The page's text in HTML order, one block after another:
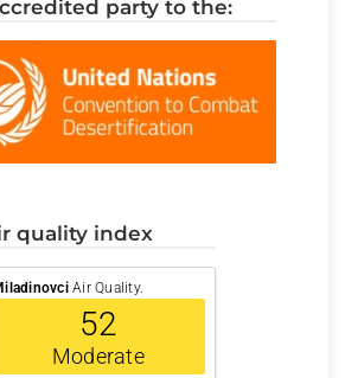
party to the:
quality index
Air Quality.
52
Moderate